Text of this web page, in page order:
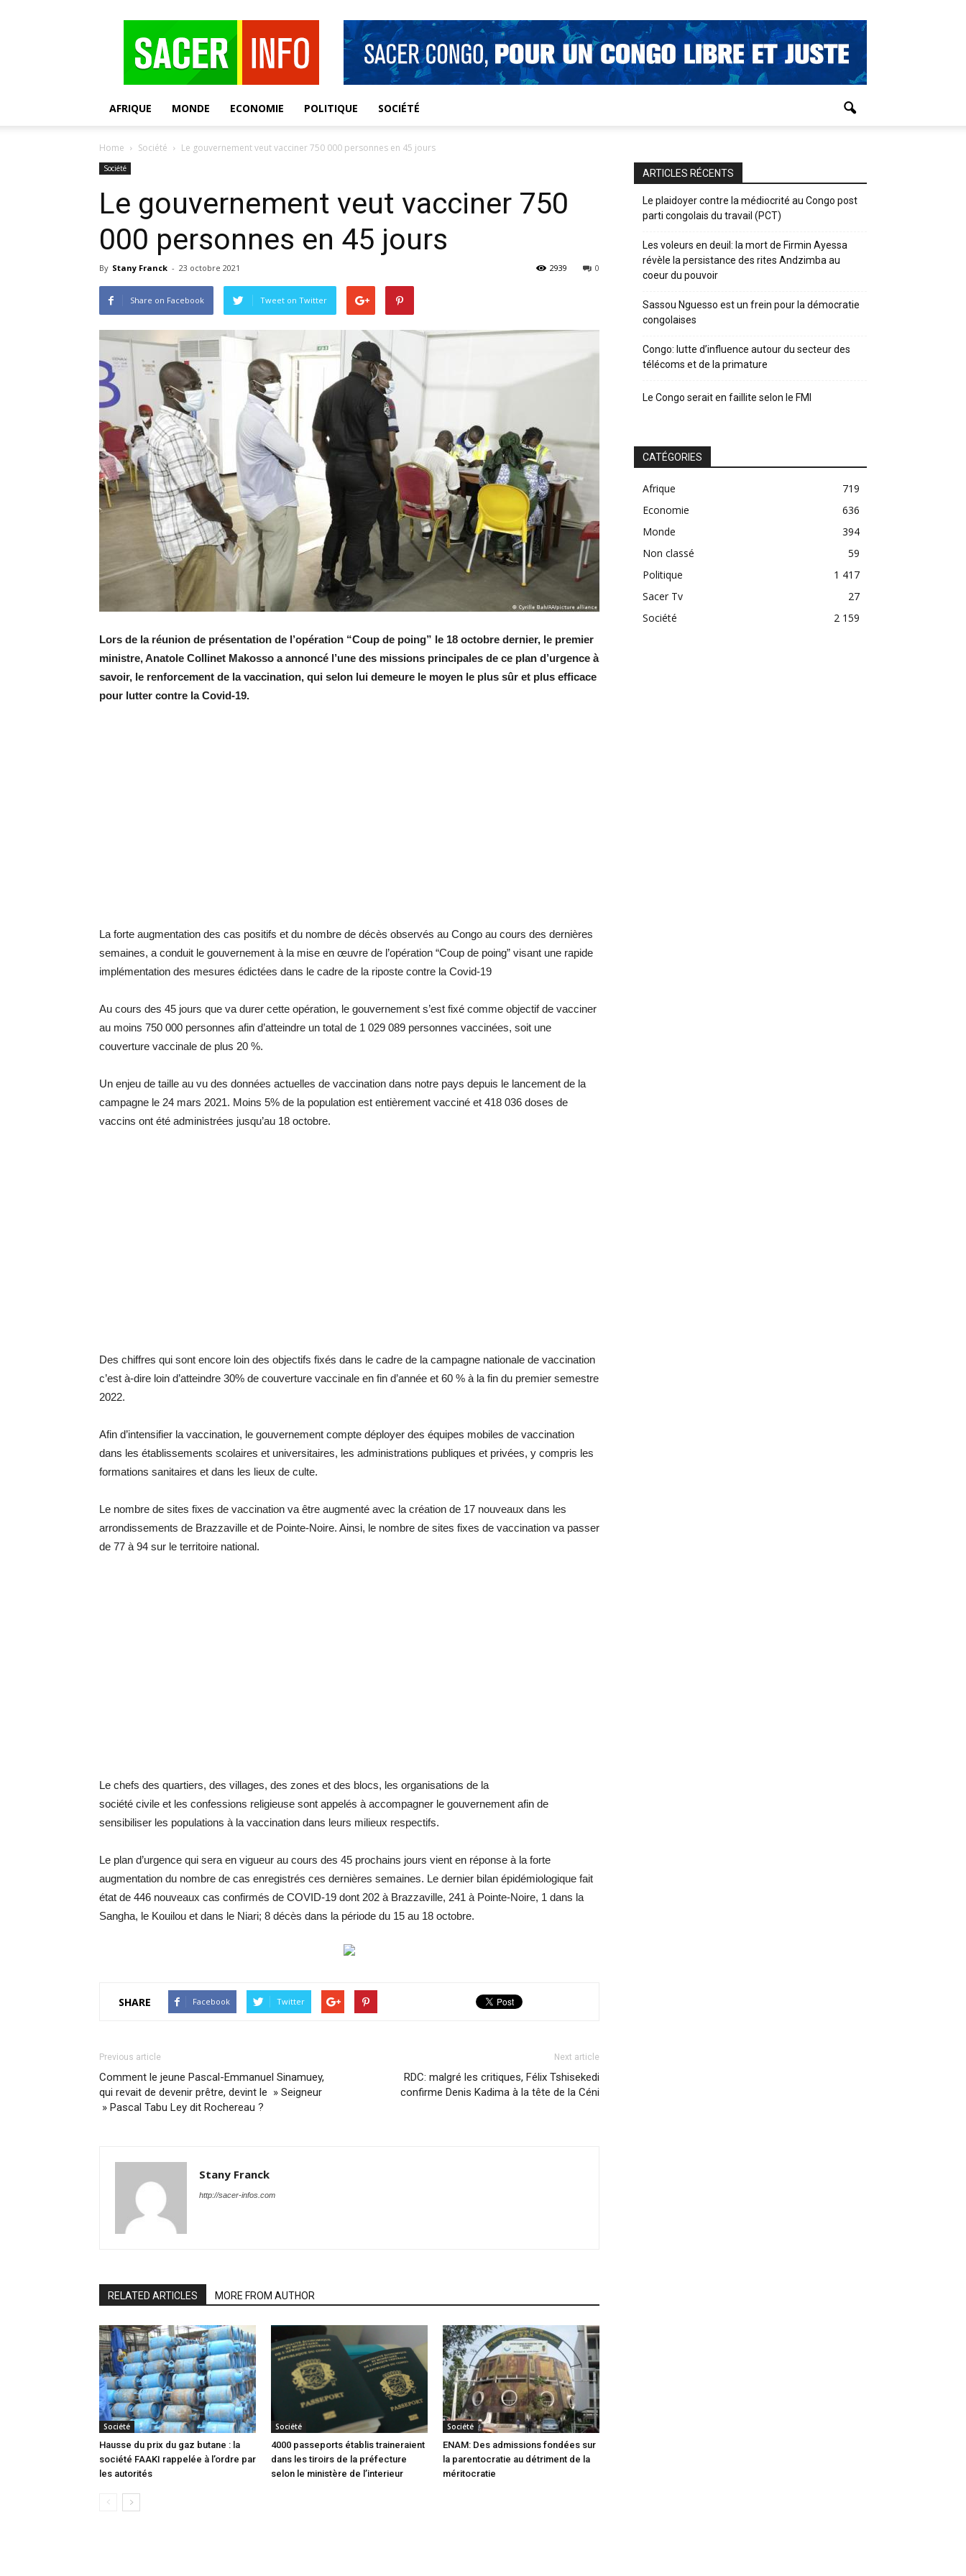
AFRIQUE MONDE ECONOMIE POLITIQUE SOCIÉTÉ
Home Société Le gouvernement veut vacciner 750 000 personnes en 45 jours
Société
Le gouvernement veut vacciner 750
000 personnes en 45 jours
By Stany Franck - 23 octobre 2021 0
2939
Share on Facebook Tweet on Twitter
Lors de la réunion de présentation de l’opération “Coup de poing” le 18 octobre dernier, le premier
ministre, Anatole Collinet Makosso a annoncé l’une des missions principales de ce plan d’urgence à
savoir, le renforcement de la vaccination, qui selon lui demeure le moyen le plus sûr et plus efficace
pour lutter contre la Covid-19.
La forte augmentation des cas positifs et du nombre de décès observés au Congo au cours des dernières
semaines, a conduit le gouvernement à la mise en œuvre de l’opération “Coup de poing” visant une rapide
implémentation des mesures édictées dans le cadre de la riposte contre la Covid-19
Au cours des 45 jours que va durer cette opération, le gouvernement s’est fixé comme objectif de vacciner
au moins 750 000 personnes afin d’atteindre un total de 1 029 089 personnes vaccinées, soit une
couverture vaccinale de plus 20 %.
Un enjeu de taille au vu des données actuelles de vaccination dans notre pays depuis le lancement de la
campagne le 24 mars 2021. Moins 5% de la population est entièrement vacciné et 418 036 doses de
vaccins ont été administrées jusqu’au 18 octobre.
Des chiffres qui sont encore loin des objectifs fixés dans le cadre de la campagne nationale de vaccination
c’est à-dire loin d’atteindre 30% de couverture vaccinale en fin d’année et 60 % à la fin du premier semestre
2022.
Afin d’intensifier la vaccination, le gouvernement compte déployer des équipes mobiles de vaccination
dans les établissements scolaires et universitaires, les administrations publiques et privées, y compris les
formations sanitaires et dans les lieux de culte.
Le nombre de sites fixes de vaccination va être augmenté avec la création de 17 nouveaux dans les
arrondissements de Brazzaville et de Pointe-Noire. Ainsi, le nombre de sites fixes de vaccination va passer
de 77 à 94 sur le territoire national.
Le chefs des quartiers, des villages, des zones et des blocs, les organisations de la
société civile et les confessions religieuse sont appelés à accompagner le gouvernement afin de
sensibiliser les populations à la vaccination dans leurs milieux respectifs.
Le plan d’urgence qui sera en vigueur au cours des 45 prochains jours vient en réponse à la forte
augmentation du nombre de cas enregistrés ces dernières semaines. Le dernier bilan épidémiologique fait
état de 446 nouveaux cas confirmés de COVID-19 dont 202 à Brazzaville, 241 à Pointe-Noire, 1 dans la
Sangha, le Kouilou et dans le Niari; 8 décès dans la période du 15 au 18 octobre.
SHARE Facebook Twitter
Previous article
Comment le jeune Pascal-Emmanuel Sinamuey,
qui revait de devenir prêtre, devint le » Seigneur
» Pascal Tabu Ley dit Rochereau ?
Next article
RDC: malgré les critiques, Félix Tshisekedi
confirme Denis Kadima à la tête de la Céni
Stany Franck
http://sacer-infos.com
RELATED ARTICLES MORE FROM AUTHOR
Société
Hausse du prix du gaz butane : la
société FAAKI rappelée à l’ordre par
les autorités
Société
4000 passeports établis traineraient
dans les tiroirs de la préfecture
selon le ministère de l’interieur
Société
ENAM: Des admissions fondées sur
la parentocratie au détriment de la
méritocratie
ARTICLES RÉCENTS
Le plaidoyer contre la médiocrité au Congo post
parti congolais du travail (PCT)
Les voleurs en deuil: la mort de Firmin Ayessa
révèle la persistance des rites Andzimba au
coeur du pouvoir
Sassou Nguesso est un frein pour la démocratie
congolaises
Congo: lutte d’influence autour du secteur des
télécoms et de la primature
Le Congo serait en faillite selon le FMI
CATÉGORIES
Afrique
719
Economie
636
Monde
394
Non classé
59
Politique
1 417
Sacer Tv
27
Société
2 159